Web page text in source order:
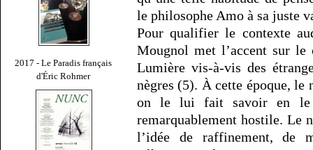
2017 - Le Paradis français
d'Éric Rohmer
le philosophe Amo à sa juste
Pour qualifier le contexte
Mougnol met l’accent sur le
Lumière vis-à-vis des
nègres (5). À cette époque, le
on le lui fait savoir en le
remarquablement hostile. Le
l’idée de raffinement, de